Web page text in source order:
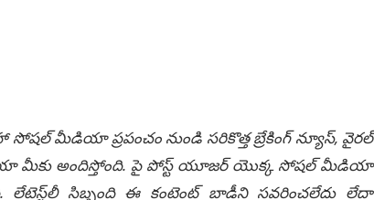
మీడియా ప్రపంచం నుండి సరికొత్త బ్రేకింగ్ న్యూస్, వైరల్
మీకు అందిస్తోంది. పై పోస్ట్ యూజర్ యొక్క సోషల్ మీడియా
లేటెస్ట్‌లీ సిబ్బంది ఈ కంటెంట్ బాడీని సవరించలేదు లేదా